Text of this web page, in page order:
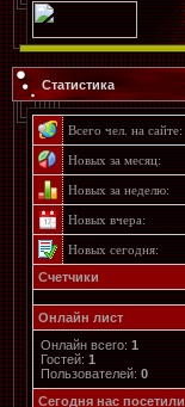
Статистика
Всего чел. на сайте:
Новых за месяц:
Новых за неделю:
Новых вчера:
Новых сегодня:
Счетчики
Онлайн лист
Онлайн всего: 1
Гостей: 1
Пользователей: 0
Cегодня нас посетили